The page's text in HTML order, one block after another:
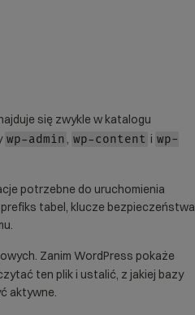
się zwykle w katalogu
wp-admin wp-content i wp-
potrzebne do uruchomienia
tabel, klucze bezpieczeństwa
Zanim WordPress pokaże
ten plik i ustalić, z jakiej bazy
aktywne.